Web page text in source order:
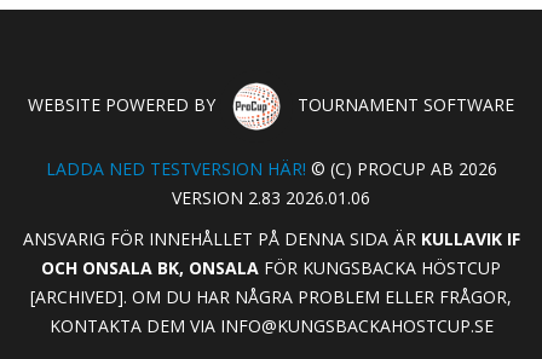
WEBSITE POWERED BY TOURNAMENT SOFTWARE
LADDA NED TESTVERSION HÄR! © (C) PROCUP AB 2026
VERSION 2.83 2026.01.06
ANSVARIG FÖR INNEHÅLLET PÅ DENNA SIDA ÄR KULLAVIK IF
OCH ONSALA BK, ONSALA FÖR KUNGSBACKA HÖSTCUP
[ARCHIVED]. OM DU HAR NÅGRA PROBLEM ELLER FRÅGOR,
KONTAKTA DEM VIA INFO@KUNGSBACKAHOSTCUP.SE